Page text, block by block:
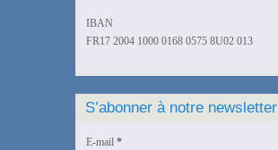
IBAN
FR17 2004 1000 0168 0575 8U02 013
S’abonner à notre newsletter
E-mail *